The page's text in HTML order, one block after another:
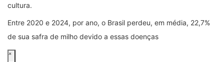
cultura.
Entre 2020 e 2024, por ano, o Brasil perdeu, em média, 22,7%
de sua safra de milho devido a essas doenças